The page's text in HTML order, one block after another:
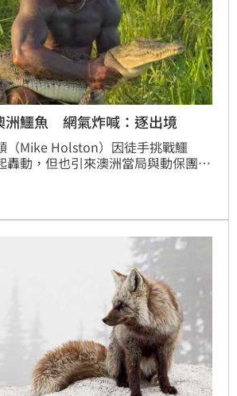
洲鱷魚 網氣炸喊：逐出境
（Mike Holston）因徒手挑戰鱷
轟動，但也引來澳洲當局與動保團體
因此手部受傷，但當地法律嚴禁未
，要求禁止他再入境澳洲。已故鱷魚
父鮑伯（Bob Irwin）也呼籲政府加
境內的野生動物不受干擾。